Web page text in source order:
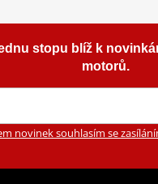
stopu blíž k
motorů.
novinek souhlasím se